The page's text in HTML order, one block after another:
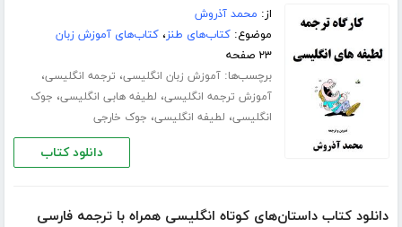
از: محمد آذروش
موضوع:کتاب‌های طنز،کتاب‌های آموزش زبان
۲۳ صفحه
برچسب‌ها:آموزش زبان انگلیسی، ترجمه انگلیسی،
آموزش ترجمه انگلیسی، لطیفه هابی انگلیسی، جوک
انگلیسی، لطیفه انگلیسی، جوک خارجی
دانلود کتاب
دانلود کتاب داستان‌های کوتاه انگلیسی همراه با ترجمه فارسی